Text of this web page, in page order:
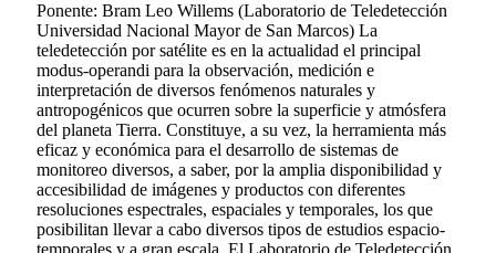
Ponente: Bram Leo Willems (Laboratorio de Teledetección
Universidad Nacional Mayor de San Marcos) La
teledetección por satélite es en la actualidad el principal
modus-operandi para la observación, medición e
interpretación de diversos fenómenos naturales y
antropogénicos que ocurren sobre la superficie y atmósfera
del planeta Tierra. Constituye, a su vez, la herramienta más
eficaz y económica para el desarrollo de sistemas de
monitoreo diversos, a saber, por la amplia disponibilidad y
accesibilidad de imágenes y productos con diferentes
resoluciones espectrales, espaciales y temporales, los que
posibilitan llevar a cabo diversos tipos de estudios espacio-